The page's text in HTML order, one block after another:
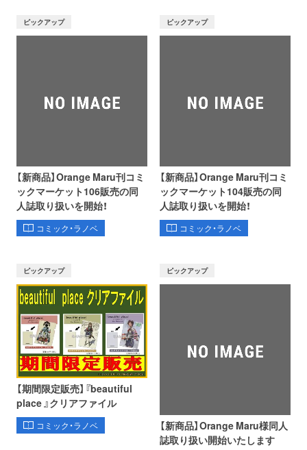
ピックアップ
【新商品】Orange Maru刊コミ
ックマーケット106販売の同
人誌取り扱いを開始！
コミック・ラノベ
ピックアップ
【新商品】Orange Maru刊コミ
ックマーケット104販売の同
人誌取り扱いを開始！
コミック・ラノベ
ピックアップ
【期間限定販売】『beautiful
place 』クリアファイル
コミック・ラノベ
ピックアップ
【新商品】Orange Maru様同人
誌取り扱い開始いたします
オンライン
ショップ
書泉グランデ
（神保町）
書泉ブックタワー
（秋葉原）